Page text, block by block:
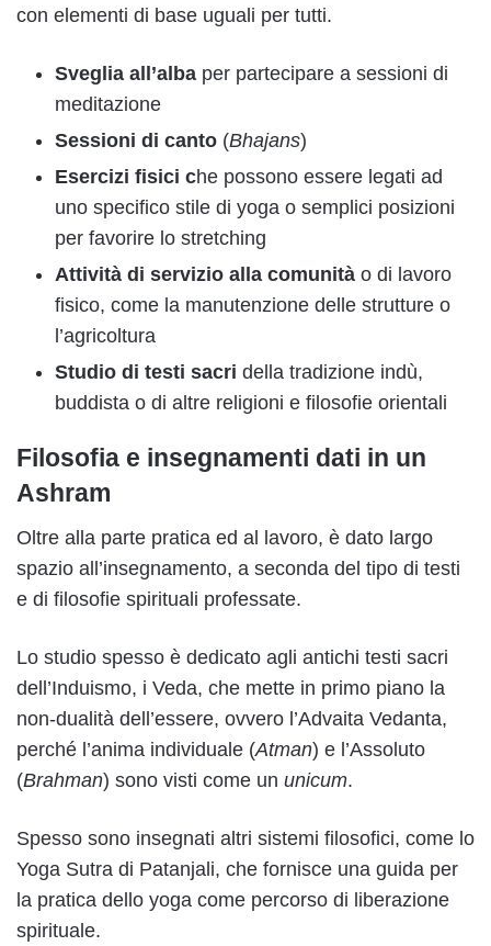
con elementi di base uguali per tutti.
Sveglia all’alba per partecipare a sessioni di
meditazione
Sessioni di canto (Bhajans)
Esercizi fisici che possono essere legati ad
uno specifico stile di yoga o semplici posizioni
per favorire lo stretching
Attività di servizio alla comunità o di lavoro
fisico, come la manutenzione delle strutture o
l’agricoltura
Studio di testi sacri della tradizione indù,
buddista o di altre religioni e filosofie orientali
Filosofia e insegnamenti dati in un
Ashram
Oltre alla parte pratica ed al lavoro, è dato largo
spazio all’insegnamento, a seconda del tipo di testi
e di filosofie spirituali professate.
Lo studio spesso è dedicato agli antichi testi sacri
dell’Induismo, i Veda, che mette in primo piano la
non-dualità dell’essere, ovvero l’Advaita Vedanta,
perché l’anima individuale (Atman) e l’Assoluto
(Brahman) sono visti come un unicum.
Spesso sono insegnati altri sistemi filosofici, come lo
Yoga Sutra di Patanjali, che fornisce una guida per
la pratica dello yoga come percorso di liberazione
spirituale.